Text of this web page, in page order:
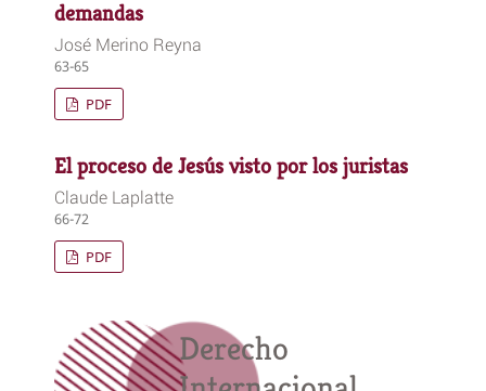
demandas
José Merino Reyna
63-65
PDF
El proceso de Jesús visto por los juristas
Claude Laplatte
66-72
PDF
Derecho